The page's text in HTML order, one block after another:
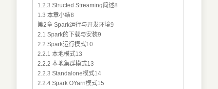
1.2.3 Structed Streaming简述8
1.3 本章小结8
第2章 Spark运行与开发环境9
2.1 Spark的下载与安装9
2.2 Spark运行模式10
2.2.1 本地模式13
2.2.2 本地集群模式13
2.2.3 Standalone模式14
2.2.4 Spark OYarn模式15